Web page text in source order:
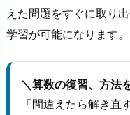
えた問題をすぐに取り
学習が可能になります。
＼算数の復習、方法
「間違えたら解き直